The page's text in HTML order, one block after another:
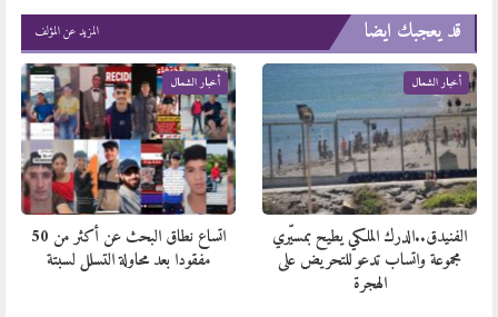
قد يعجبك ايضا المزيد عن المؤلف
أخبار الشمال
الفنيدق..الدرك الملكي يطيح بمسيّري
مجموعة واتساب تدعو للتحريض على
الهجرة
أخبار الشمال
اتساع نطاق البحث عن أكثر من 50
مفقودا بعد محاولة التسلل لسبتة